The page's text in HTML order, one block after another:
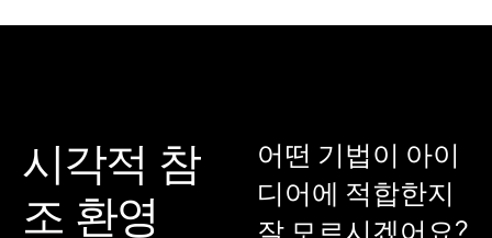
시각적 참
조 환영
어떤 기법이 아이
디어에 적합한지
잘 모르시겠어요?